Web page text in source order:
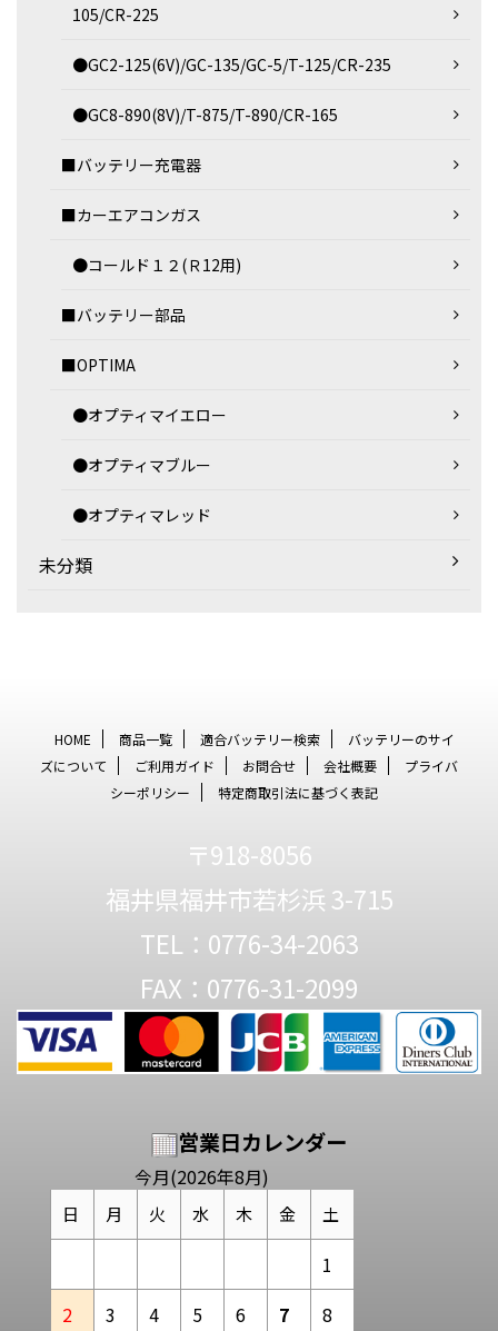
105/CR-225
●GC2-125(6V)/GC-135/GC-5/T-125/CR-235
●GC8-890(8V)/T-875/T-890/CR-165
■バッテリー充電器
■カーエアコンガス
●コールド１２(Ｒ12用)
■バッテリー部品
■OPTIMA
●オプティマイエロー
●オプティマブルー
●オプティマレッド
未分類
HOME 商品一覧 適合バッテリー検索
バッテリーのサイ
ズについて
ご利用ガイド お問合せ 会社概要
プライバ
シーポリシー
特定商取引法に基づく表記
〒918-8056
福井県福井市若杉浜 3-715
TEL：0776-34-2063
FAX：0776-31-2099
営業日カレンダー
今月(2026年8月)
日 月 火 水 木 金 土
1
2
3 4 5 6 7
8